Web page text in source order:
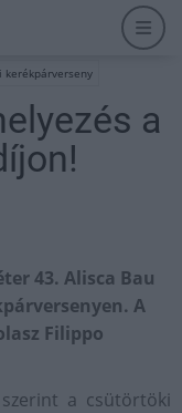
kerékpárverseny
a
43. Alisca Bau
A
Filippo
a csütörtöki